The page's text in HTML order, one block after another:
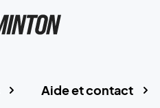
Aide et contact